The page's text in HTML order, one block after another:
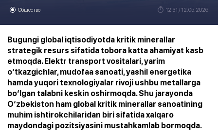
Общество 12:31 / 12.05.2026
Bugungi global iqtisodiyotda kritik minerallar
strategik resurs sifatida tobora katta ahamiyat kasb
etmoqda. Elektr transport vositalari, yarim
o‘tkazgichlar, mudofaa sanoati, yashil energetika
hamda yuqori texnologiyalar rivoji ushbu metallarga
bo‘lgan talabni keskin oshirmoqda. Shu jarayonda
O‘zbekiston ham global kritik minerallar sanoatining
muhim ishtirokchilaridan biri sifatida xalqaro
maydondagi pozitsiyasini mustahkamlab bormoqda.